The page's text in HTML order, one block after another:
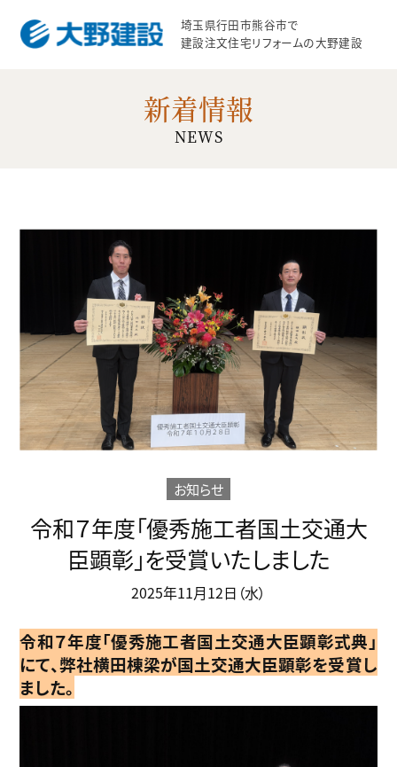
埼玉県行田市熊谷市で
建設注文住宅リフォームの大野建設
新着情報
NEWS
お知らせ
令和７年度「優秀施工者国土交通大
臣顕彰」を受賞いたしました
2025年11月12日（水）
令和７年度「優秀施工者国土交通大臣顕彰式典」
にて、弊社横田棟梁が国土交通大臣顕彰を受賞し
ました。